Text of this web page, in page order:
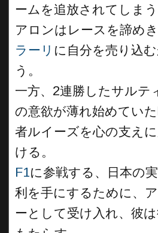
ームを追放されてしまう
アロンはレースを諦め
ラーリ に自分を売り込
う。
一方、2連勝したサルテ
の意欲が薄れ始めてい
者ルイーズを心の支え
ける。
F1に参戦する、日本の
利を手にするために、
ーとして受け入れ、彼